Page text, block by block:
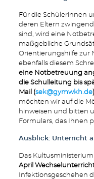
Für die Schülerinnen
deren Eltern
sind, wird eine
maßgebliche
Orientierungshilfe zur
ebenfalls diesem
eine Notbetreuung
die Schulleitung bis
Mail (sek@gymwkh.de
möchten wir auf die
hinweisen und bitten
Formulars, das Ihnen
Ausblick: Unterricht
Das
April
Infektionsgeschehen